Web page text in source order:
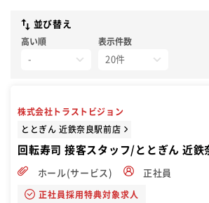
並び替え
高い順 表示件数
株式会社トラストビジョン
ととぎん 近鉄奈良駅前店
回転寿司 接客スタッフ/ととぎん 近鉄
ホール(サービス) 正社員
正社員採用特典対象求人